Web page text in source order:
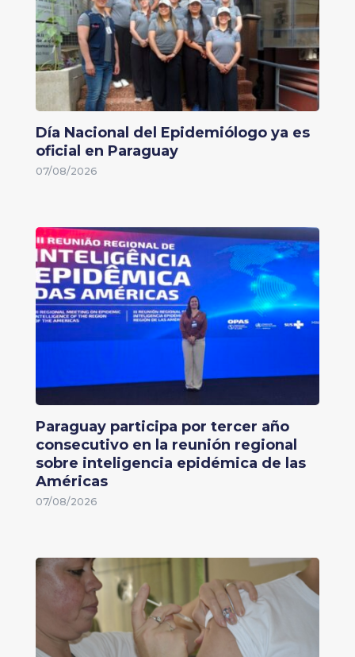
Día Nacional del Epidemiólogo ya es
oficial en Paraguay
07/08/2026
Paraguay participa por tercer año
consecutivo en la reunión regional
sobre inteligencia epidémica de las
Américas
07/08/2026